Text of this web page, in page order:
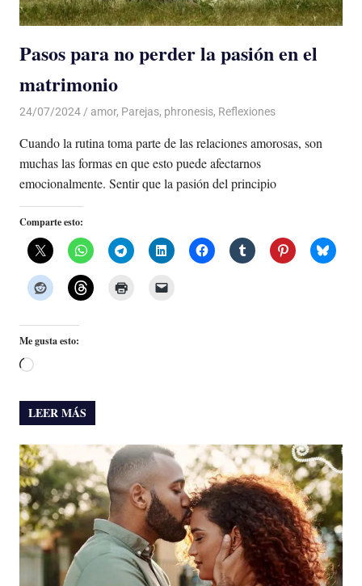
Pasos para no perder la pasión en el
matrimonio
24/07/2024 De todo un Poco
amor, Parejas, phronesis, Reflexiones
Cuando la rutina toma parte de las relaciones amorosas, son
muchas las formas en que esto puede afectarnos
emocionalmente. Sentir que la pasión del principio
Comparte esto:
Me gusta esto:
Cargando...
LEER MÁS